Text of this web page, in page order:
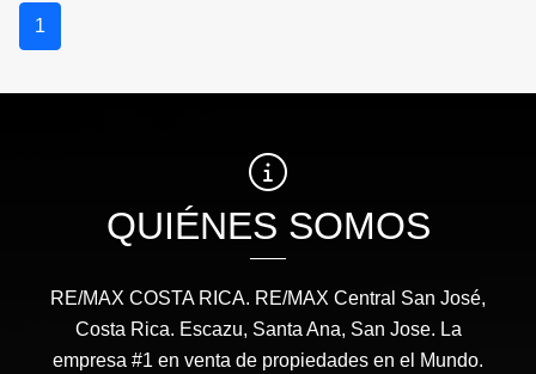
1
QUIÉNES SOMOS
RE/MAX COSTA RICA. RE/MAX Central San José,
Costa Rica. Escazu, Santa Ana, San Jose. La
empresa #1 en venta de propiedades en el Mundo.